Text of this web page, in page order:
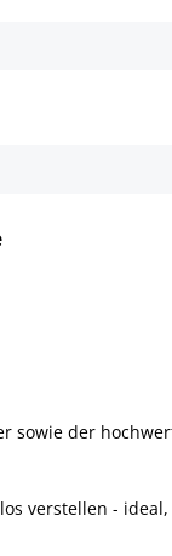
der
verstellen -